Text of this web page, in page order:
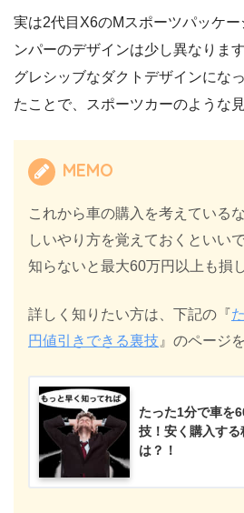
実は2代目X6のMスポーツパッケ
ンパーのデザインは少し異なりま
グレシッブなダクトデザインにな
たことで、スポーツカーのような
MEMO
これから車の購入を考えている
しいやり方を覚えておくといい
知らないと最大60万円以上も損
詳しく知りたい方は、下記の『
円値引きできる裏技 』のページ
たった1分で車を
技！安く購入す
は？！